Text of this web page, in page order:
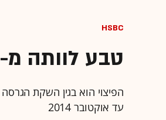
HSBC
טבע לוותה מ-HSBC מאות מ' ד' לפצות את פייזר
עד אוקטובר 2014